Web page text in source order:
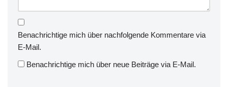
Benachrichtige mich über nachfolgende Kommentare via
E-Mail.
Benachrichtige mich über neue Beiträge via E-Mail.